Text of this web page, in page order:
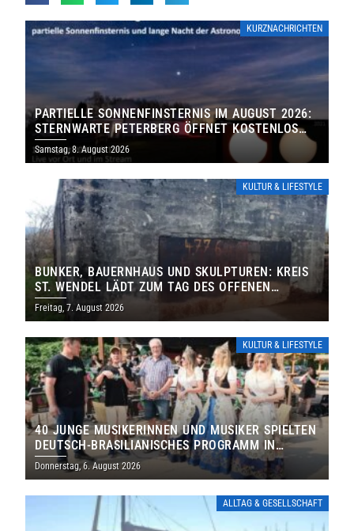
KURZNACHRICHTEN
PARTIELLE SONNENFINSTERNIS IM AUGUST 2026:
STERNWARTE PETERBERG ÖFFNET KOSTENLOS
IHRE TORE
Samstag, 8. August 2026
KULTUR & LIFESTYLE
BUNKER, BAUERNHAUS UND SKULPTUREN: KREIS
ST. WENDEL LÄDT ZUM TAG DES OFFENEN
DENKMALS EIN
Freitag, 7. August 2026
KULTUR & LIFESTYLE
40 JUNGE MUSIKERINNEN UND MUSIKER SPIELTEN
DEUTSCH-BRASILIANISCHES PROGRAMM IN
THOLEY
Donnerstag, 6. August 2026
ALLTAG & GESELLSCHAFT